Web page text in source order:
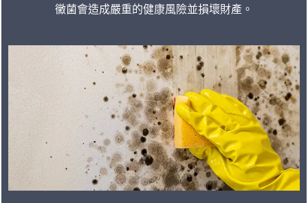
黴菌會造成嚴重的健康風險並損壞財產。